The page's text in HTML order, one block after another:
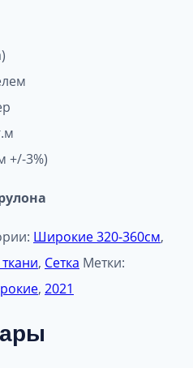
+/-3%)
Широкие 320-360см,
, Сетка Метки:
, 2021